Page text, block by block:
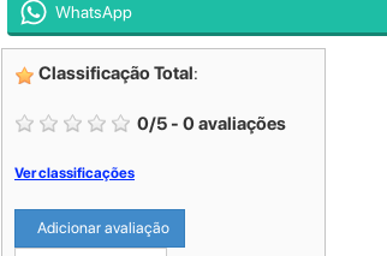
WhatsApp
Classificação Total:
0/5 - 0 avaliações
Ver classificações
Adicionar avaliação